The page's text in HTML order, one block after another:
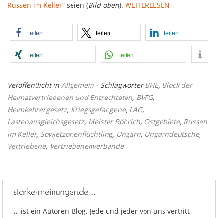
Russen im Keller“ seien (Bild oben). WEITERLESEN
teilen teilen teilen
teilen teilen
Veröffentlicht in Allgemein - SchlagwörterBHE, Block der
Heimatvertriebenen und Entrechteten, BVFG,
Heimkehrergesetz, Kriegsgefangene, LAG,
Lastenausgleichsgesetz, Meister Röhrich, Ostgebiete, Russen
im Keller, Sowjetzonenflüchtling, Ungarn, Ungarndeutsche,
Vertriebene, Vertriebenenverbände
starke-meinungen.de …
… ist ein Autoren-Blog. Jede und jeder von uns vertritt